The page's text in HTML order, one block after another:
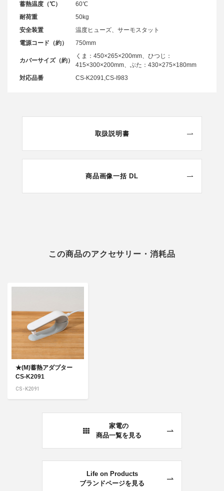
蓄熱温度（℃）
60℃
耐荷重
50kg
安全装置
温度ヒューズ、サーモスタット
電源コード（約）
750mm
カバーサイズ（約）
くま：450×265×200mm、ひつじ：
415×300×200mm、ぶた：430×275×180mm
対応品番
CS-K2091,CS-I983
取扱説明書
商品画像一括 DL
この商品のアクセサリー・消耗品
★(M)蓄熱アダプター
CS-K2091
CS-K2091
家電の
商品一覧を見る
Life on Products
ブランドページを見る